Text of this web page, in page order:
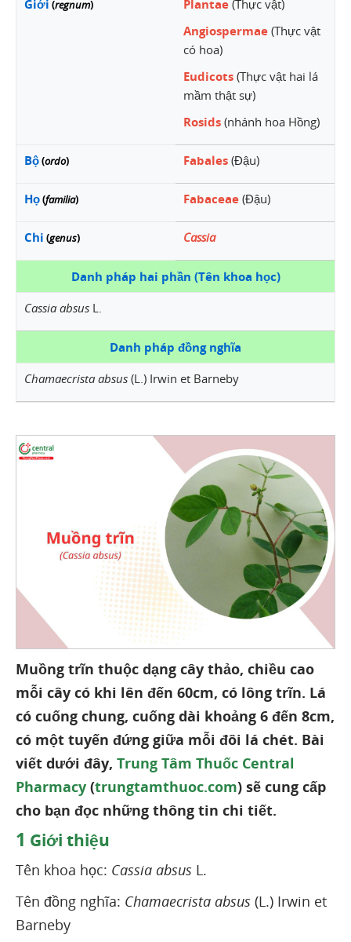
Giới (regnum) Plantae (Thực vật)
Angiospermae (Thực vật
có hoa)
Eudicots (Thực vật hai lá
mầm thật sự)
Rosids (nhánh hoa Hồng)
Bộ(ordo) Fabales (Đậu)
Họ(familia) Fabaceae (Đậu)
Chi (genus) Cassia
Danh pháp hai phần (Tên khoa học)
Cassia absus L.
Danh pháp đồng nghĩa
Chamaecrista absus (L.) Irwin et Barneby
Muồng trĩn thuộc dạng cây thảo, chiều cao
mỗi cây có khi lên đến 60cm, có lông trĩn. Lá
có cuống chung, cuống dài khoảng 6 đến 8cm,
có một tuyến đứng giữa mỗi đôi lá chét. Bài
viết dưới đây, Trung Tâm Thuốc Central
Pharmacy (trungtamthuoc.com) sẽ cung cấp
cho bạn đọc những thông tin chi tiết.
1 Giới thiệu
Tên khoa học: Cassia absus L.
Tên đồng nghĩa: Chamaecrista absus (L.) Irwin et
Barneby